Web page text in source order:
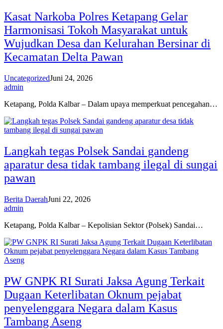
Kasat Narkoba Polres Ketapang Gelar
Harmonisasi Tokoh Masyarakat untuk
Wujudkan Desa dan Kelurahan Bersinar di
Kecamatan Delta Pawan
UncategorizedJuni 24, 2026
admin
Ketapang, Polda Kalbar – Dalam upaya memperkuat pencegahan…
Langkah tegas Polsek Sandai gandeng
aparatur desa tidak tambang ilegal di sungai
pawan
Berita DaerahJuni 22, 2026
admin
Ketapang, Polda Kalbar – Kepolisian Sektor (Polsek) Sandai…
PW GNPK RI Surati Jaksa Agung Terkait
Dugaan Keterlibatan Oknum pejabat
penyelenggara Negara dalam Kasus
Tambang Aseng